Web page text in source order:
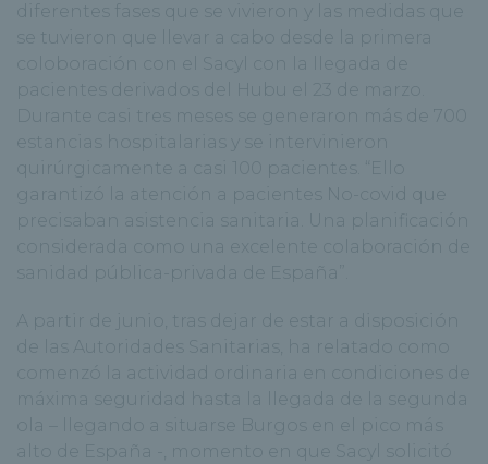
diferentes fases que se vivieron y las medidas que
se tuvieron que llevar a cabo desde la primera
coloboración con el Sacyl con la llegada de
pacientes derivados del Hubu el 23 de marzo.
Durante casi tres meses se generaron más de 700
estancias hospitalarias y se intervinieron
quirúrgicamente a casi 100 pacientes. “Ello
garantizó la atención a pacientes No-covid que
precisaban asistencia sanitaria. Una planificación
considerada como una excelente colaboración de
sanidad pública-privada de España”.
A partir de junio, tras dejar de estar a disposición
de las Autoridades Sanitarias, ha relatado como
comenzó la actividad ordinaria en condiciones de
máxima seguridad hasta la llegada de la segunda
ola – llegando a situarse Burgos en el pico más
alto de España -, momento en que Sacyl solicitó